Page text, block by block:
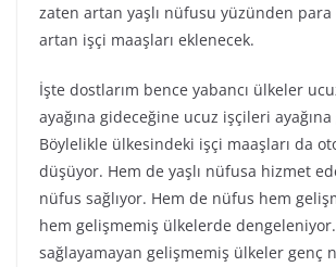
zaten artan yaşlı nüfusu yüzünden para
artan işçi maaşları eklenecek.
İşte dostlarım bence yabancı ülkeler
ayağına gideceğine ucuz işçileri
Böylelikle ülkesindeki işçi maaşları da
düşüyor. Hem de yaşlı nüfusa hizmet
nüfus sağlıyor. Hem de nüfus hem
hem gelişmemiş ülkelerde
sağlayamayan gelişmemiş ülkeler genç